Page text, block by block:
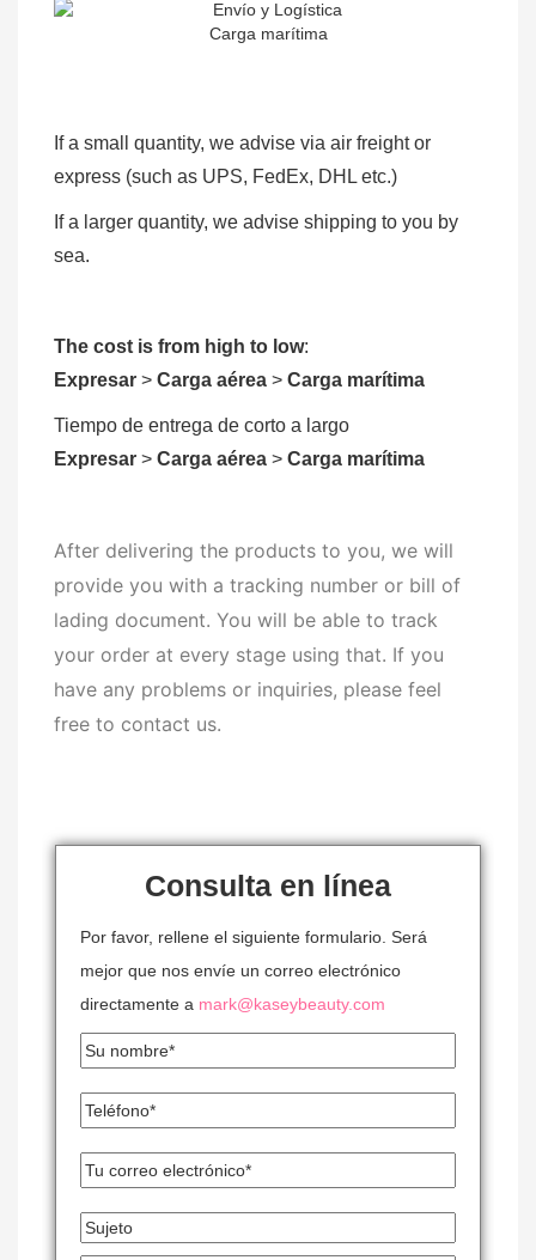
Carga marítima
If a small quantity, we advise via air freight or
express (such as UPS, FedEx, DHL etc.)
If a larger quantity, we advise shipping to you by
sea.
The cost is from high to low:
Expresar > Carga aérea > Carga marítima
Tiempo de entrega de corto a largo
Expresar > Carga aérea > Carga marítima
After delivering the products to you, we will
provide you with a tracking number or bill of
lading document. You will be able to track
your order at every stage using that. If you
have any problems or inquiries, please feel
free to contact us.
Consulta en línea
Por favor, rellene el siguiente formulario. Será
mejor que nos envíe un correo electrónico
directamente a mark@kaseybeauty.com